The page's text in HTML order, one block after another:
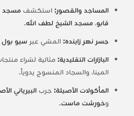
المساجد والقصور:استكشف مسجد
قابو، مسجد الشيخ لطف الله.
جسر نهر زاينده:المشي عبر سيو بول
البازارات التقليدية:مثالية لشراء
المينا، والسجاد المنسوج يدوياً.
المأكولات الأصيلة:جرب البيرياني
وخورشت ماست.